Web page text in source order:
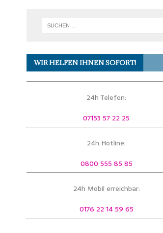
WIR HELFEN IHNEN SOFORT!
24h Telefon:
07153 57 22 25
24h Hotline:
0800 555 85 85
24h Mobil erreichbar:
0176 22 14 59 65